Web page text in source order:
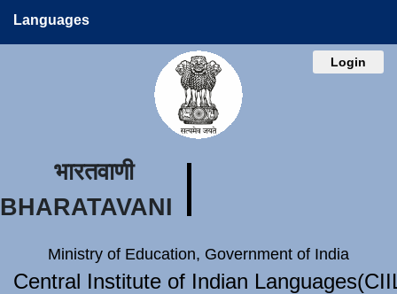
Languages
Login
भारतवाणी
BHARATAVANI
Ministry of Education, Government of India
Central Institute of Indian